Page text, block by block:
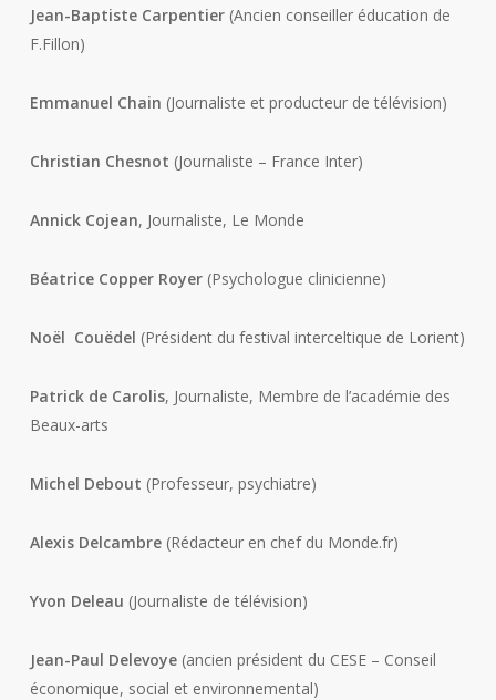
Jean-Baptiste Carpentier(Ancien conseiller éducation de
F.Fillon)
Emmanuel Chain (Journaliste et producteur de télévision)
Christian Chesnot (Journaliste – France Inter)
Annick Cojean, Journaliste, Le Monde
Béatrice Copper Royer(Psychologue clinicienne)
Noël Couëdel (Président du festival interceltique de Lorient)
Patrick de Carolis, Journaliste, Membre de l’académie des
Beaux-arts
Michel Debout (Professeur, psychiatre)
Alexis Delcambre(Rédacteur en chef du Monde.fr)
Yvon Deleau (Journaliste de télévision)
Jean-Paul Delevoye(ancien président du CESE – Conseil
économique, social et environnemental)